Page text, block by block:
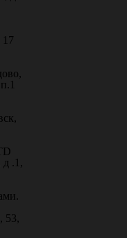
17
д .1,
53,